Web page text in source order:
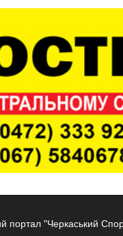
портал "Черкаський